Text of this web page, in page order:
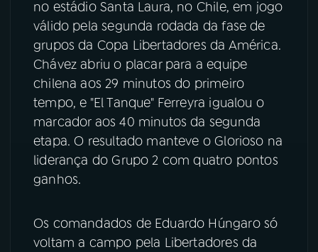
05 PODCASTS
06VIDEOCASTS
ÚLTIMAS
08FESTIVAL DE MÚSICA
YouTube Facebook
no estádio Santa Laura, no Chile, em jogo
válido pela segunda rodada da fase de
grupos da Copa Libertadores da América.
Chávez abriu o placar para a equipe
chilena aos 29 minutos do primeiro
tempo, e "El Tanque" Ferreyra igualou o
marcador aos 40 minutos da segunda
etapa. O resultado manteve o Glorioso na
liderança do Grupo 2 com quatro pontos
ganhos.
Os comandados de Eduardo Húngaro só
voltam a campo pela Libertadores da